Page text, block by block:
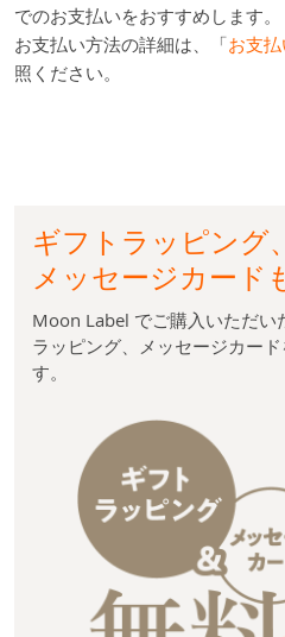
でのお支払いをおすすめします。
お支払い方法の詳細は、「お支
照ください。
ギフトラッピング、
メッセージカード
Moon Label でご購入いただい
ラッピング、メッセージカー
す。